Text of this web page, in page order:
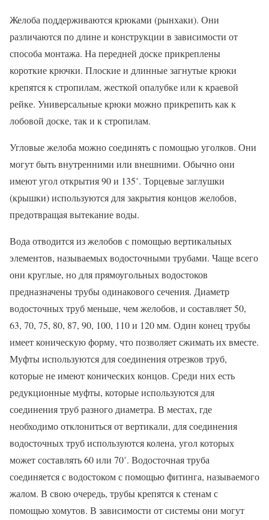
Желоба поддерживаются крюками (рынхаки). Они
различаются по длине и конструкции в зависимости от
способа монтажа. На передней доске прикреплены
короткие крючки. Плоские и длинные загнутые крюки
крепятся к стропилам, жесткой опалубке или к краевой
рейке. Универсальные крюки можно прикрепить как к
лобовой доске, так и к стропилам.
Угловые желоба можно соединять с помощью уголков. Они
могут быть внутренними или внешними. Обычно они
имеют угол открытия 90 и 135˚. Торцевые заглушки
(крышки) используются для закрытия концов желобов,
предотвращая вытекание воды.
Вода отводится из желобов с помощью вертикальных
элементов, называемых водосточными трубами. Чаще всего
они круглые, но для прямоугольных водостоков
предназначены трубы одинакового сечения. Диаметр
водосточных труб меньше, чем желобов, и составляет 50,
63, 70, 75, 80, 87, 90, 100, 110 и 120 мм. Один конец трубы
имеет коническую форму, что позволяет сжимать их вместе.
Муфты используются для соединения отрезков труб,
которые не имеют конических концов. Среди них есть
редукционные муфты, которые используются для
соединения труб разного диаметра. В местах, где
необходимо отклониться от вертикали, для соединения
водосточных труб используются колена, угол которых
может составлять 60 или 70˚. Водосточная труба
соединяется с водостоком с помощью фитинга, называемого
жалом. В свою очередь, трубы крепятся к стенам с
помощью хомутов. В зависимости от системы они могут